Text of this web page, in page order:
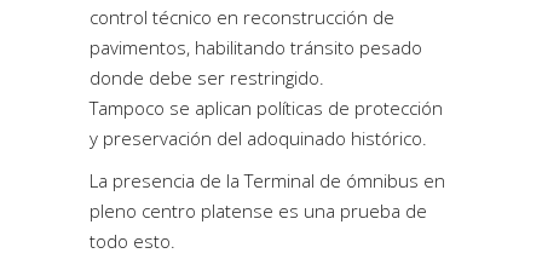
control técnico en reconstrucción de
pavimentos, habilitando tránsito pesado
donde debe ser restringido.
Tampoco se aplican políticas de protección
y preservación del adoquinado histórico.
La presencia de la Terminal de ómnibus en
pleno centro platense es una prueba de
todo esto.